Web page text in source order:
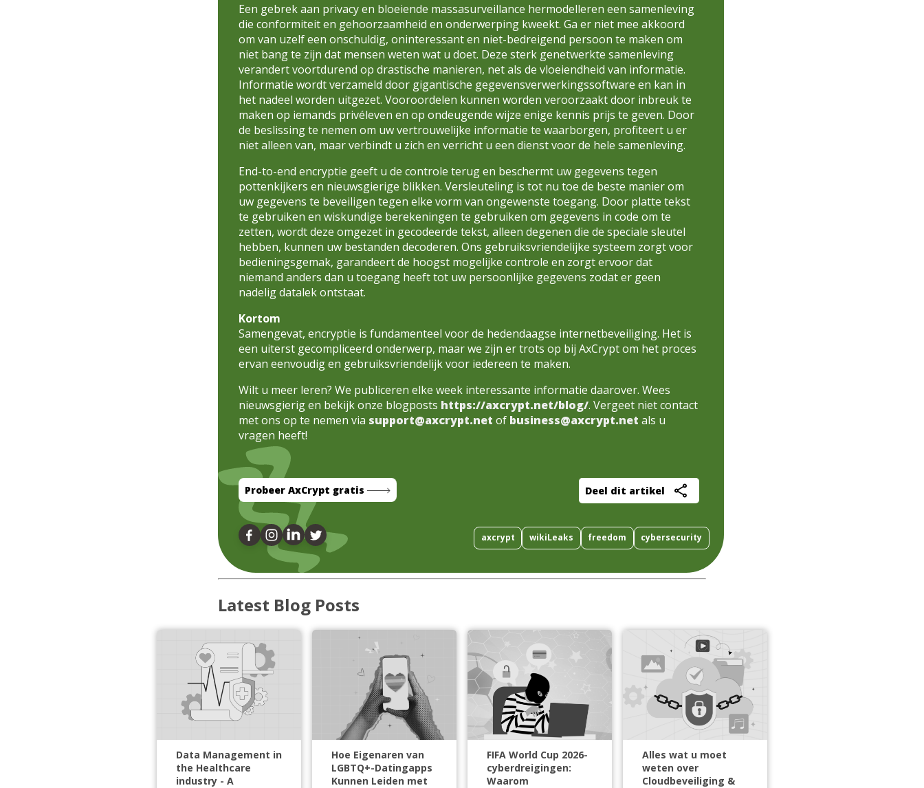
Een gebrek aan privacy en bloeiende massasurveillance hermodelleren een samenleving
die conformiteit en gehoorzaamheid en onderwerping kweekt. Ga er niet mee akkoord
om van uzelf een onschuldig, oninteressant en niet-bedreigend persoon te maken om
niet bang te zijn dat mensen weten wat u doet. Deze sterk genetwerkte samenleving
verandert voortdurend op drastische manieren, net als de vloeiendheid van informatie.
Informatie wordt verzameld door gigantische gegevensverwerkingssoftware en kan in
het nadeel worden uitgezet. Vooroordelen kunnen worden veroorzaakt door inbreuk te
maken op iemands privéleven en op ondeugende wijze enige kennis prijs te geven. Door
de beslissing te nemen om uw vertrouwelijke informatie te waarborgen, profiteert u er
niet alleen van, maar verbindt u zich en verricht u een dienst voor de hele samenleving.
End-to-end encryptie geeft u de controle terug en beschermt uw gegevens tegen
pottenkijkers en nieuwsgierige blikken. Versleuteling is tot nu toe de beste manier om
uw gegevens te beveiligen tegen elke vorm van ongewenste toegang. Door platte tekst
te gebruiken en wiskundige berekeningen te gebruiken om gegevens in code om te
zetten, wordt deze omgezet in gecodeerde tekst, alleen degenen die de speciale sleutel
hebben, kunnen uw bestanden decoderen. Ons gebruiksvriendelijke systeem zorgt voor
bedieningsgemak, garandeert de hoogst mogelijke controle en zorgt ervoor dat
niemand anders dan u toegang heeft tot uw persoonlijke gegevens zodat er geen
nadelig datalek ontstaat.
Kortom
Samengevat, encryptie is fundamenteel voor de hedendaagse internetbeveiliging. Het is
een uiterst gecompliceerd onderwerp, maar we zijn er trots op bij AxCrypt om het proces
ervan eenvoudig en gebruiksvriendelijk voor iedereen te maken.
Wilt u meer leren? We publiceren elke week interessante informatie daarover. Wees
nieuwsgierig en bekijk onze blogposts https://axcrypt.net/blog/. Vergeet niet contact
met ons op te nemen via support@axcrypt.net of business@axcrypt.net als u
vragen heeft!
Probeer AxCrypt gratis Deel dit artikel
axcrypt wikiLeaks freedom cybersecurity
Latest Blog Posts
Data Management in
the Healthcare
industry - A
Hoe Eigenaren van
LGBTQ+-Datingapps
Kunnen Leiden met
FIFA World Cup 2026-
cyberdreigingen:
Waarom
Alles wat u moet
weten over
Cloudbeveiliging &